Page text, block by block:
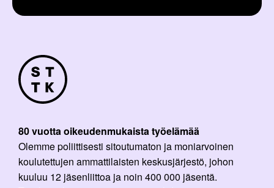
80 vuotta oikeudenmukaista työelämää
Olemme poliittisesti sitoutumaton ja moniarvoinen
koulutettujen ammattilaisten keskusjärjestö, johon
kuuluu 12 jäsenliittoa ja noin 400 000 jäsentä.